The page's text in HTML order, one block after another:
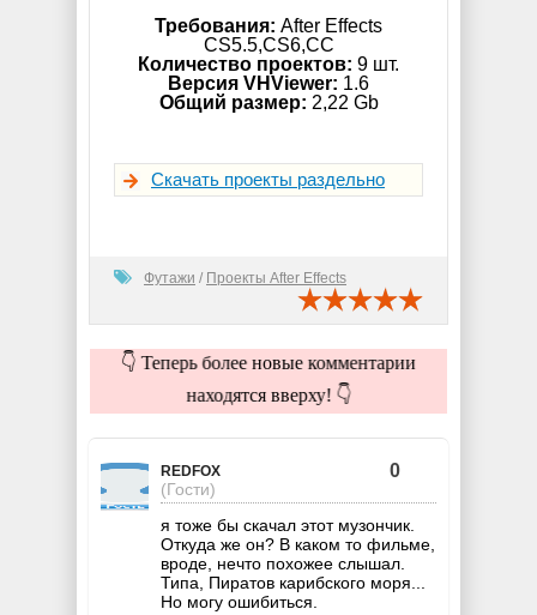
Требования: After Effects
CS5.5,CS6,СС
Количество проектов: 9 шт.
Версия VHViewer: 1.6
Общий размер: 2,22 Gb
Скачать проекты раздельно
Футажи / Проекты After Effects
👇 Теперь более новые комментарии
находятся вверху! 👇
REDFOX
(Гости)
0
я тоже бы скачал этот музончик.
Откуда же он? В каком то фильме,
вроде, нечто похожее слышал.
Типа, Пиратов карибского моря...
Но могу ошибиться.